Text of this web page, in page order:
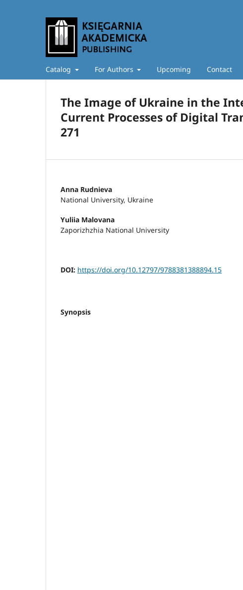
Catalog For Authors Upcoming Contact
The Image of Ukraine in the
Current Processes of Digital
271
Anna Rudnieva
National University, Ukraine
Yuliia Malovana
Zaporizhzhia National University
DOI: https://doi.org/10.12797/9788381388894.15
Synopsis